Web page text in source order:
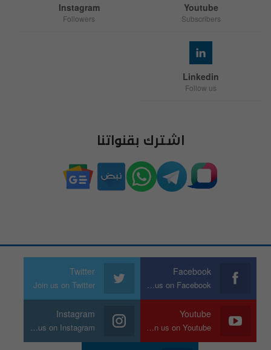
Youtube
Subscribers
Instagram
Followers
Linkedin
Follow us
اشترك بقنواتنا
Facebook
Join us on Facebook
Twitter
Join us on Twitter
Youtube
Join us on Youtube
Instagram
Join us on Instagram